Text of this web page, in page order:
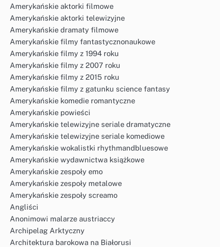
Amerykańskie aktorki filmowe
Amerykańskie aktorki telewizyjne
Amerykańskie dramaty filmowe
Amerykańskie filmy fantastycznonaukowe
Amerykańskie filmy z 1994 roku
Amerykańskie filmy z 2007 roku
Amerykańskie filmy z 2015 roku
Amerykańskie filmy z gatunku science fantasy
Amerykańskie komedie romantyczne
Amerykańskie powieści
Amerykańskie telewizyjne seriale dramatyczne
Amerykańskie telewizyjne seriale komediowe
Amerykańskie wokalistki rhythmandbluesowe
Amerykańskie wydawnictwa książkowe
Amerykańskie zespoły emo
Amerykańskie zespoły metalowe
Amerykańskie zespoły screamo
Angliści
Anonimowi malarze austriaccy
Archipelag Arktyczny
Architektura barokowa na Białorusi